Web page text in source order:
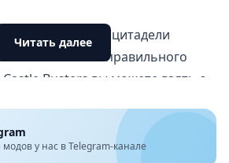
и укрепление цитадели
зависит от правильного
Busters вы можете взять с
маги, подрывники, снайперы и
монстры. Каждый воин
Читать далее
у нас в Telegram-канале